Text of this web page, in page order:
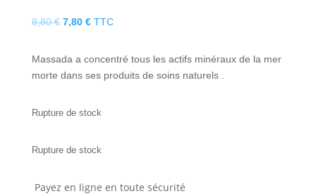
8,80€ Le
initial
était :
7,80 €Le
TTC
Massada a concentré tous les actifs minéraux de la mer
morte dans ses produits de soins naturels .
Rupture de stock
Rupture de stock
Payez en ligne en toute sécurité